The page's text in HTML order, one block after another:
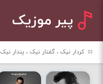
پیر موزیک
کردار نیک ، گفتار نیک ، پندار نیک